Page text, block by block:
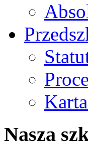
Nasza